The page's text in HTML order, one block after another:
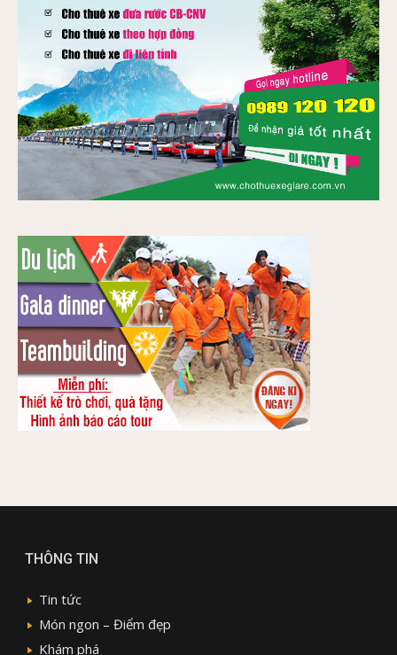
THÔNG TIN
Tin tức
Món ngon – Điểm đẹp
Khám phá